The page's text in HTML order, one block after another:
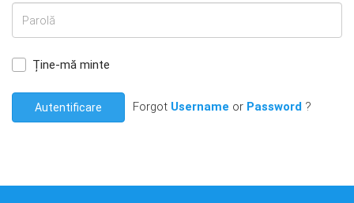
Ține-mă minte
Autentificare Forgot Username or Password ?